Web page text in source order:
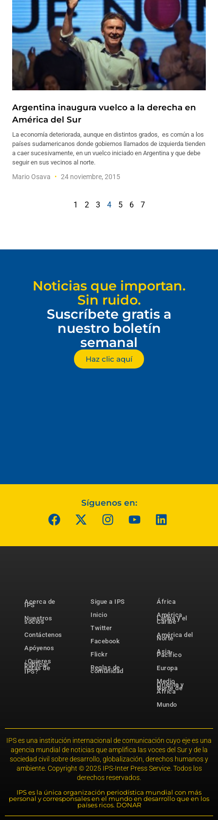
Argentina inaugura vuelco a la derecha en
América del Sur
La economía deteriorada, aunque en distintos grados, es común a los
países sudamericanos donde gobiernos llamados de izquierda tienden
a caer sucesivamente, en un vuelco iniciado en Argentina y que debe
seguir en sus vecinos al norte.
Mario Osava 24 noviembre, 2015
1 2 3 4 5 6 7
Noticias que importan.
Sin ruido.
Suscríbete gratis a
nuestro boletín
semanal
Haz clic aquí
Síguenos en:
Acerca de
IPS
Nuestros
socios
Contáctenos
Apóyenos
¿Quieres
publicar
notas de
IPS?
Sigue a IPS
Inicio
Twitter
Facebook
Flickr
Reglas de
comunidad
África
América
Latina y el
Caribe
América del
Norte
Asia-
Pacífico
Europa
Medio
Oriente y
Norte de
África
Mundo
IPS es una institución internacional de comunicación cuyo eje es una
agencia mundial de noticias que amplifica las voces del Sur y de la
sociedad civil sobre desarrollo, globalización, derechos humanos y
ambiente. Copyright © 2025 IPS-Inter Press Service. Todos los
derechos reservados.
IPS es la única organización periodística mundial con más
personal y corresponsales en el mundo en desarrollo que en los
países ricos. DONAR